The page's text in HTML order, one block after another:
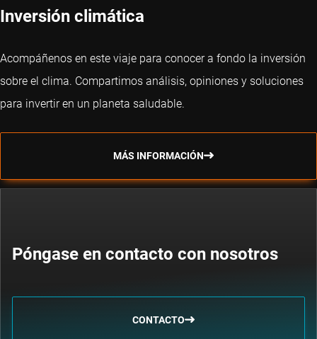
Inversión climática
Acompáñenos en este viaje para conocer a fondo la inversión
sobre el clima. Compartimos análisis, opiniones y soluciones
para invertir en un planeta saludable.
MÁS INFORMACIÓN
Póngase en contacto con nosotros
CONTACTO